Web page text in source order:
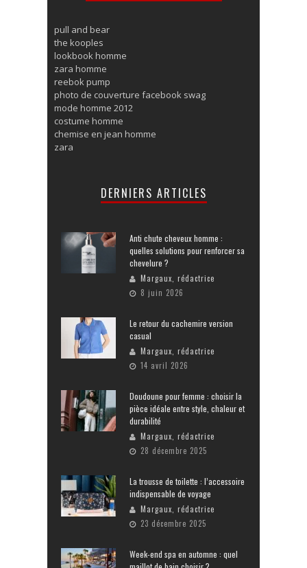
pull and bear
the kooples
lookbook homme
zara homme
reebok pump
photo de couverture facebook swag
mode homme 2012
costume homme
chemise en jean homme
zara
DERNIERS ARTICLES
Anti chute cheveux homme :
quelles solutions pour renforcer sa
chevelure ?
Margaux, rédactrice
8 juin 2026
Le retour du cachemire version
casual
Margaux, rédactrice
14 avril 2026
Doudoune pour femme : choisir la
pièce idéale entre style, chaleur et
durabilité
Margaux, rédactrice
28 décembre 2025
La trousse de toilette : l’accessoire
indispensable de voyage
Margaux, rédactrice
23 décembre 2025
Week-end spa en automne : quel